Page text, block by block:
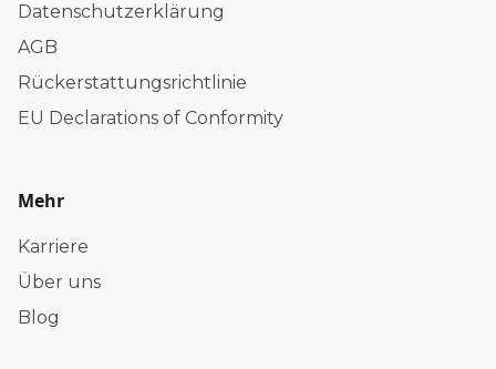
Datenschutzerklärung
AGB
Rückerstattungsrichtlinie
EU Declarations of Conformity
Mehr
Karriere
Über uns
Blog